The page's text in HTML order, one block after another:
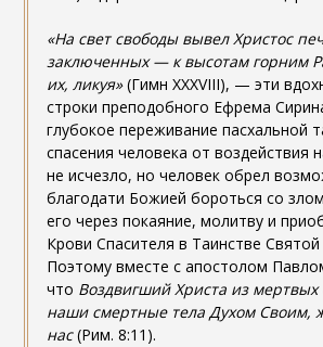
«На свет свободы вывел Христос
заключенных — к высотам горним
их, ликуя»(Гимн XXXVIII), — эти
строки преподобного Ефрема
глубокое переживание пасхальной
спасения человека от воздействия
не исчезло, но человек обрел
благодати Божией бороться со
его через покаяние, молитву и
Крови Спасителя в Таинстве Святой
Поэтому вместе с апостолом
что Воздвигший Христа из
наши смертные тела Духом Своим,
нас(Рим. 8:11).